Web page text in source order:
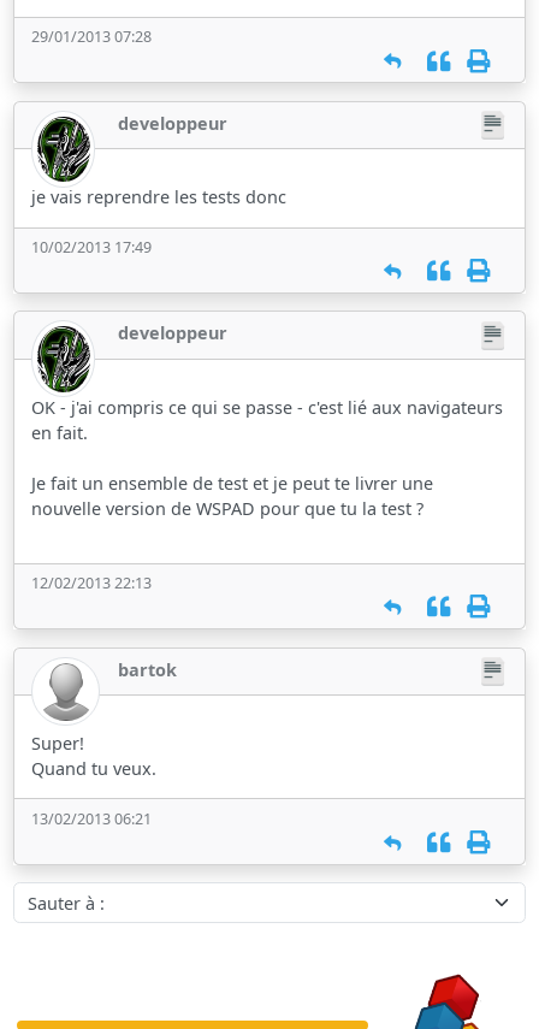
29/01/2013 07:28
developpeur
je vais reprendre les tests donc
10/02/2013 17:49
developpeur
OK - j'ai compris ce qui se passe - c'est lié aux navigateurs
en fait.
Je fait un ensemble de test et je peut te livrer une
nouvelle version de WSPAD pour que tu la test ?
12/02/2013 22:13
bartok
Super!
Quand tu veux.
13/02/2013 06:21
Sauter à :